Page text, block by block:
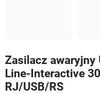
Zasilacz awaryjny
Line-Interactive
RJ/USB/RS